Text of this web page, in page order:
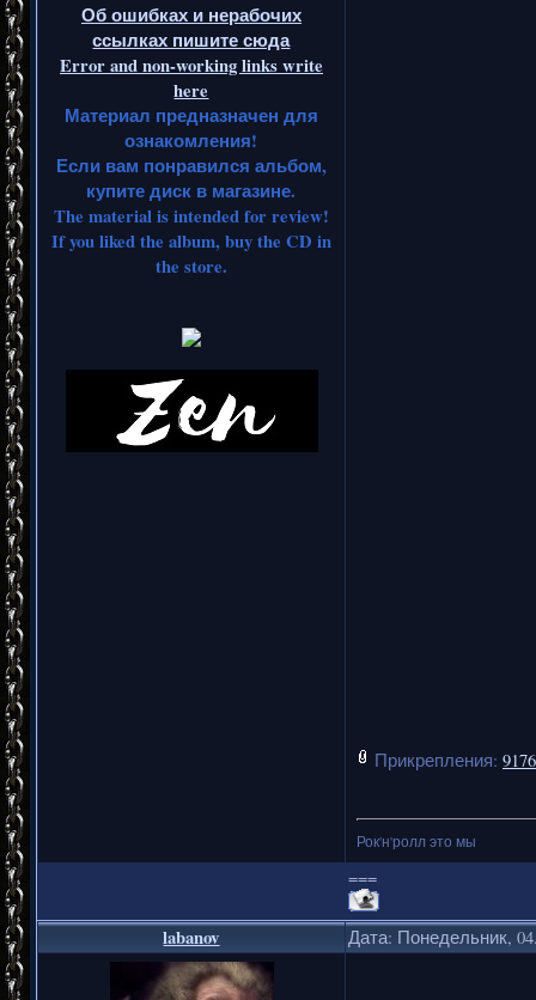
Об ошибках и нерабочих
ссылках пишите сюда
Error and non-working links write
here
Материал предназначен для
ознакомления!
Если вам понравился альбом,
купите диск в магазине.
The material is intended for review!
If you liked the album, buy the CD in
the store.
Прикрепления:
Рок'н'ролл это мы
===
labanov Дата: Понедельник,